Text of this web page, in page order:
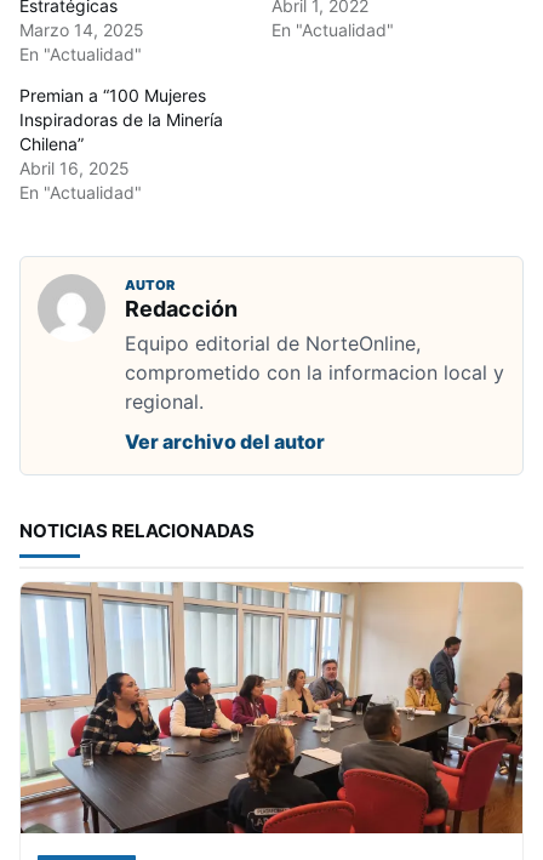
Estratégicas
Marzo 14, 2025
En "Actualidad"
Abril 1, 2022
En "Actualidad"
Premian a “100 Mujeres
Inspiradoras de la Minería
Chilena”
Abril 16, 2025
En "Actualidad"
AUTOR
Redacción
Equipo editorial de NorteOnline,
comprometido con la informacion local y
regional.
Ver archivo del autor
NOTICIAS RELACIONADAS